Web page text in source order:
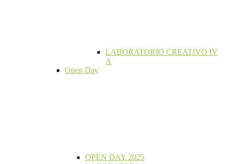
LABORATORIO CREATIVO IV
A
Open Day
OPEN DAY 2025